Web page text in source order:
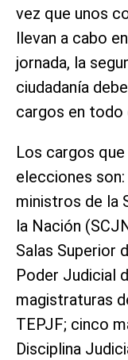
vez que unos
llevan a cabo
jornada, la
ciudadanía
cargos en todo
Los cargos
elecciones
ministros de la
la Nación
Salas Superior
Poder Judicial
magistraturas
TEPJF; cinco
Disciplina